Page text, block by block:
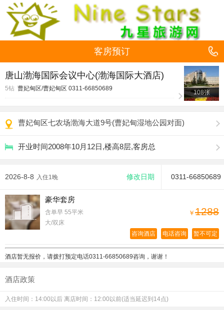
客房预订
唐山渤海国际会议中心(渤海国际大酒店)
5钻 曹妃甸区/曹妃甸区 0311-66850689
108张
曹妃甸区七农场渤海大道9号(曹妃甸湿地公园对面)
开业时间2008年10月12日,楼高8层,客房总
修改日期
2026-8-8 入住1晚 0311-66850689
豪华套房
￥ 1288
含单早 55平米
大/双床
暂不可定
电话咨询
咨询酒店
酒店暂无报价，请拨打预定电话0311-66850689咨询，谢谢！
酒店政策
入住时间：14:00以后 离店时间：12:00以前(适当延迟到14点)